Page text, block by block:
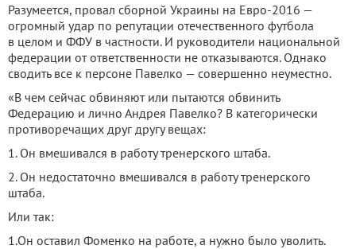
Разумеется, провал сборной Украины на Евро-2016 —
огромный удар по репутации отечественного футбола
в целом и ФФУ в частности. И руководители национальной
федерации от ответственности не отказываются. Однако
сводить все к персоне Павелко — совершенно неуместно.
«В чем сейчас обвиняют или пытаются обвинить
Федерацию и лично Андрея Павелко? В категорически
противоречащих друг другу вещах:
1. Он вмешивался в работу тренерского штаба.
2. Он недостаточно вмешивался в работу тренерского
штаба.
Или так:
1.Он оставил Фоменко на работе, а нужно было уволить.